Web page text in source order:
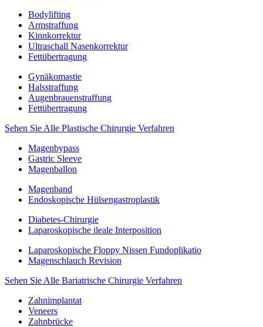
Bodylifting
Armstraffung
Kinnkorrektur
Ultraschall Nasenkorrektur
Fettübertragung
Gynäkomastie
Halsstraffung
Augenbrauenstraffung
Fettübertragung
Sehen Sie Alle Plastische Chirurgie Verfahren
Magenbypass
Gastric Sleeve
Magenballon
Magenband
Endoskopische Hülsengastroplastik
Diabetes-Chirurgie
Laparoskopische ileale Interposition
Laparoskopische Floppy Nissen Fundoplikatio
Magenschlauch Revision
Sehen Sie Alle Bariatrische Chirurgie Verfahren
Zahnimplantat
Veneers
Zahnbrücke